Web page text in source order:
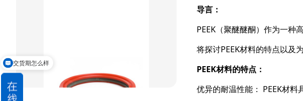
星型双O组合
导言：
PEEK（聚醚醚酮）作为一种
将探讨PEEK材料的特点以及
PEEK材料的特点：
优异的耐温性能： PEEK材料
请问可以定制吗
交货期怎么样